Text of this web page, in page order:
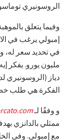
الروسونيري
إمبولي يرغب في
مليون يورو. يفكر
الفكرة هي طلب
و وفقًا لـ
ممثلي بالدانزي
مع إمبولي. وفي